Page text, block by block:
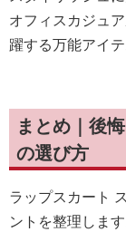
オフィスカジュ
躍する万能アイテ
まとめ｜後
の選び方
ラップスカート
ントを整理します